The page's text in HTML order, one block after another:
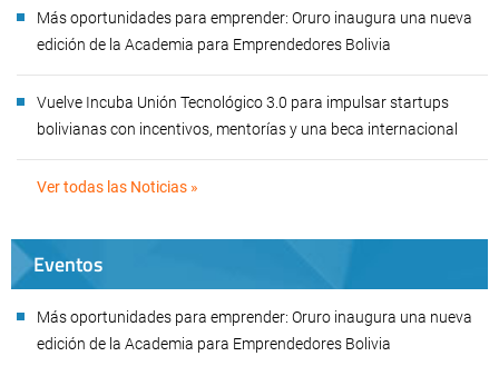
Más oportunidades para emprender: Oruro inaugura una nueva
edición de la Academia para Emprendedores Bolivia
Vuelve Incuba Unión Tecnológico 3.0 para impulsar startups
bolivianas con incentivos, mentorías y una beca internacional
Ver todas las Noticias »
Eventos
Más oportunidades para emprender: Oruro inaugura una nueva
edición de la Academia para Emprendedores Bolivia